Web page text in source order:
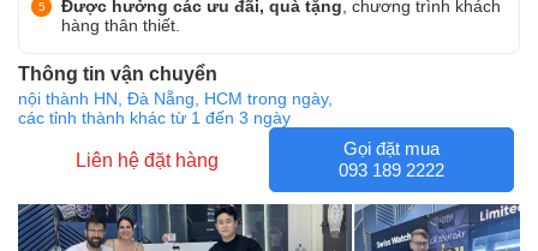
Được hưởng các ưu đãi, quà tặng , chương trình khách
hàng thân thiết.
Thông tin vận chuyển
nội thành HN, Đà Nẵng, HCM trong ngày,
các tỉnh thành khác từ 1 đến 3 ngày
Liên hệ đặt hàng
Gọi đặt mua
093 189 2222